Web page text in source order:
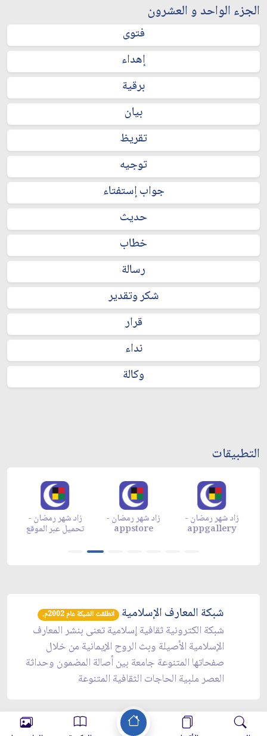
الجزء الواحد و العشرون
فتوى
إهداء
برقية
بيان
تقريظ
توجيه
جواب إستفتاء
حديث
خطاب
رسالة
شكر وتقدير
قرار
نداء
وكالة
التطبيقات
زاد شهر رمضان -
تحميل عبر الموقع
زاد شهر رمضان -
appstore
زاد شهر رمضان -
appgallery
شبكة المعارف الإسلامية انطلقت الشبكة عام 2002م.
شبكة الكترونية ثقافية إسلامية تعنى بنشر المعارف
الإسلامية الأصيلة وبث الروح الإيمانية من خلال
صفحاتها المتنوعة جامعة بين أصالة المضمون وحداثة
العصر ملبية الحاجات الثقافية المتنوعة